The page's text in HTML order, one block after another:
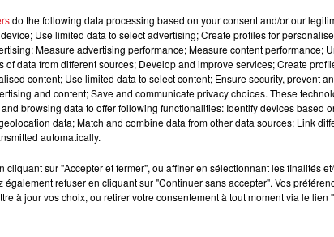
mais reste sur de bonnes performances sur
de monter sur le podium.
depuis plus d'1 an, mais on ne peut rien
pas décevoir pour une belle place.
de M.Varin courent beaucoup, 10éme
une logique au vu de ses résultats.
toujours le meilleur de lui-même. En première
un accessit.
une bonne année, avec un bon parcours il
voir 5éme à belle cote.
16h00 - 19h00
Le Jukebox RDL
do the following data processing based on your consent and/or our
Use limited data to select advertising; Create profiles for
Measure advertising performance; Measure content performance;
of data from different sources; Develop and improve services; Create
content; Use limited data to select content; Ensure security, prevent
and content; Save and communicate privacy choices. These
browsing data to offer following functionalities: Identify devices based
data; Match and combine data from other data sources; Link
automatically.
cliquant sur "Accepter et fermer", ou affiner en sélectionnant les finalités
également refuser en cliquant sur "Continuer sans accepter". Vos
à jour vos choix, ou retirer votre consentement à tout moment via le lien